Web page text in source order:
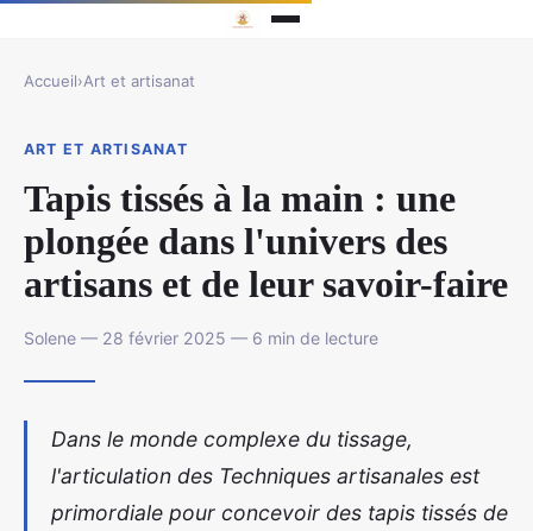
Accueil›Art et artisanat
ART ET ARTISANAT
Tapis tissés à la main : une
plongée dans l'univers des
artisans et de leur savoir-faire
Solene — 28 février 2025 — 6 min de lecture
Dans le monde complexe du tissage,
l'articulation des Techniques artisanales est
primordiale pour concevoir des tapis tissés de